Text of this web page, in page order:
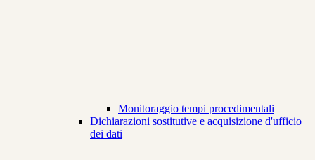
Monitoraggio tempi procedimentali
Dichiarazioni sostitutive e acquisizione d'ufficio
dei dati